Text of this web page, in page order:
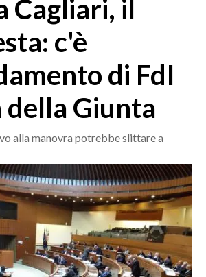
Cagliari, il
c'è
di FdI
della Giunta
alla manovra potrebbe slittare a